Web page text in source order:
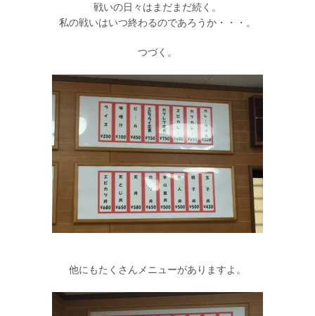
戦いの日々はまだまだ続く。
私の戦いはいつ終わるのであろうか・・・。
つづく。
他にもたくさんメニューがありますよ。